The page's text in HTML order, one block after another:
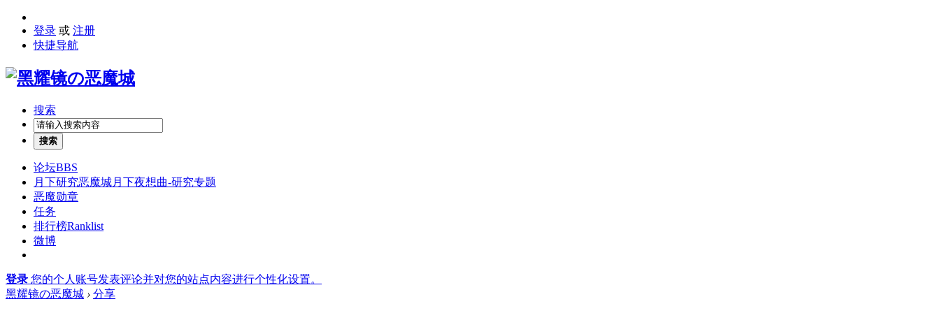
登录 或 注册
快捷导航
搜索
搜索
论坛BBS
月下研究恶魔城月下夜想曲-研究专题
恶魔勋章
任务
排行榜Ranklist
微博
登录 您的个人账号发表评论并对您的站点内容进行个性化设置。
黑耀镜の恶魔城 › 分享